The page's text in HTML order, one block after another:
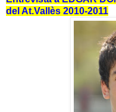
del At.Vallès 2010-2011